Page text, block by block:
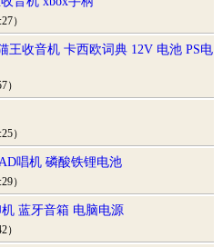
）
王收音机 卡西欧词典 12V 电池 PS电
）
）
唱机 磷酸铁锂电池
）
蓝牙音箱 电脑电源
）